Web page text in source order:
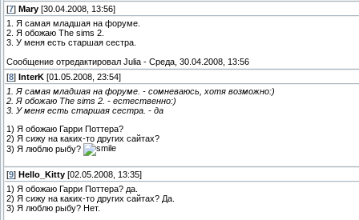
[7] Mary [30.04.2008, 13:56]
1. Я самая младшая на форуме.
2. Я обожаю The sims 2.
3. У меня есть старшая сестра.
Сообщение отредактировал Julia - Среда, 30.04.2008, 13:56
[8] InterK [01.05.2008, 23:54]
1. Я самая младшая на форуме. - сомневаюсь, хотя возможно:)
2. Я обожаю The sims 2. - естественно:)
3. У меня есть старшая сестра. - да
1) Я обожаю Гарри Поттера?
2) Я сижу на каких-то других сайтах?
3) Я люблю рыбу?
[9] Hello_Kitty [02.05.2008, 13:35]
1) Я обожаю Гарри Поттера? да.
2) Я сижу на каких-то других сайтах? Да.
3) Я люблю рыбу? Нет.